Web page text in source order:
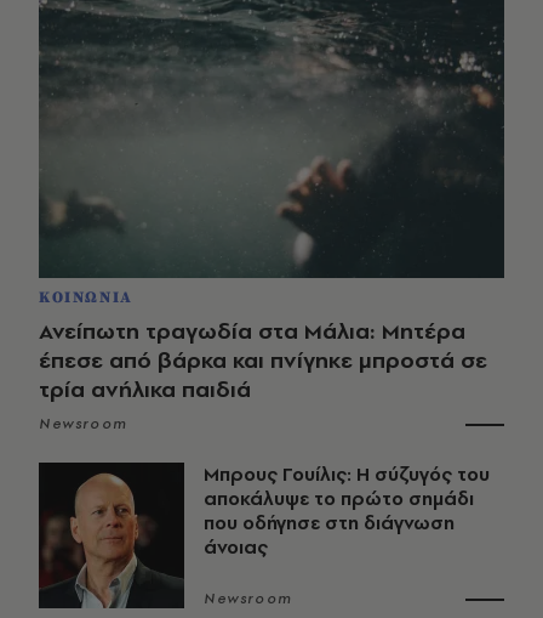
ΚΟΙΝΩΝΙΑ
Ανείπωτη τραγωδία στα Μάλια: Μητέρα
έπεσε από βάρκα και πνίγηκε μπροστά σε
τρία ανήλικα παιδιά
Newsroom
Μπρους Γουίλις: Η σύζυγός του
αποκάλυψε το πρώτο σημάδι
που οδήγησε στη διάγνωση
άνοιας
Newsroom